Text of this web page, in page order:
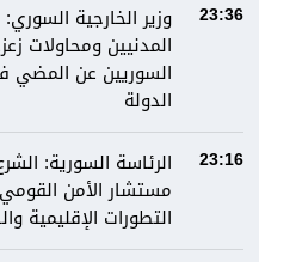
23:36
وزير الخارجية
المدنيين ومحاولات
السوريين عن المضي
الدولة
23:16
الرئاسة السورية:
مستشار الأمن
التطورات الإقليمية